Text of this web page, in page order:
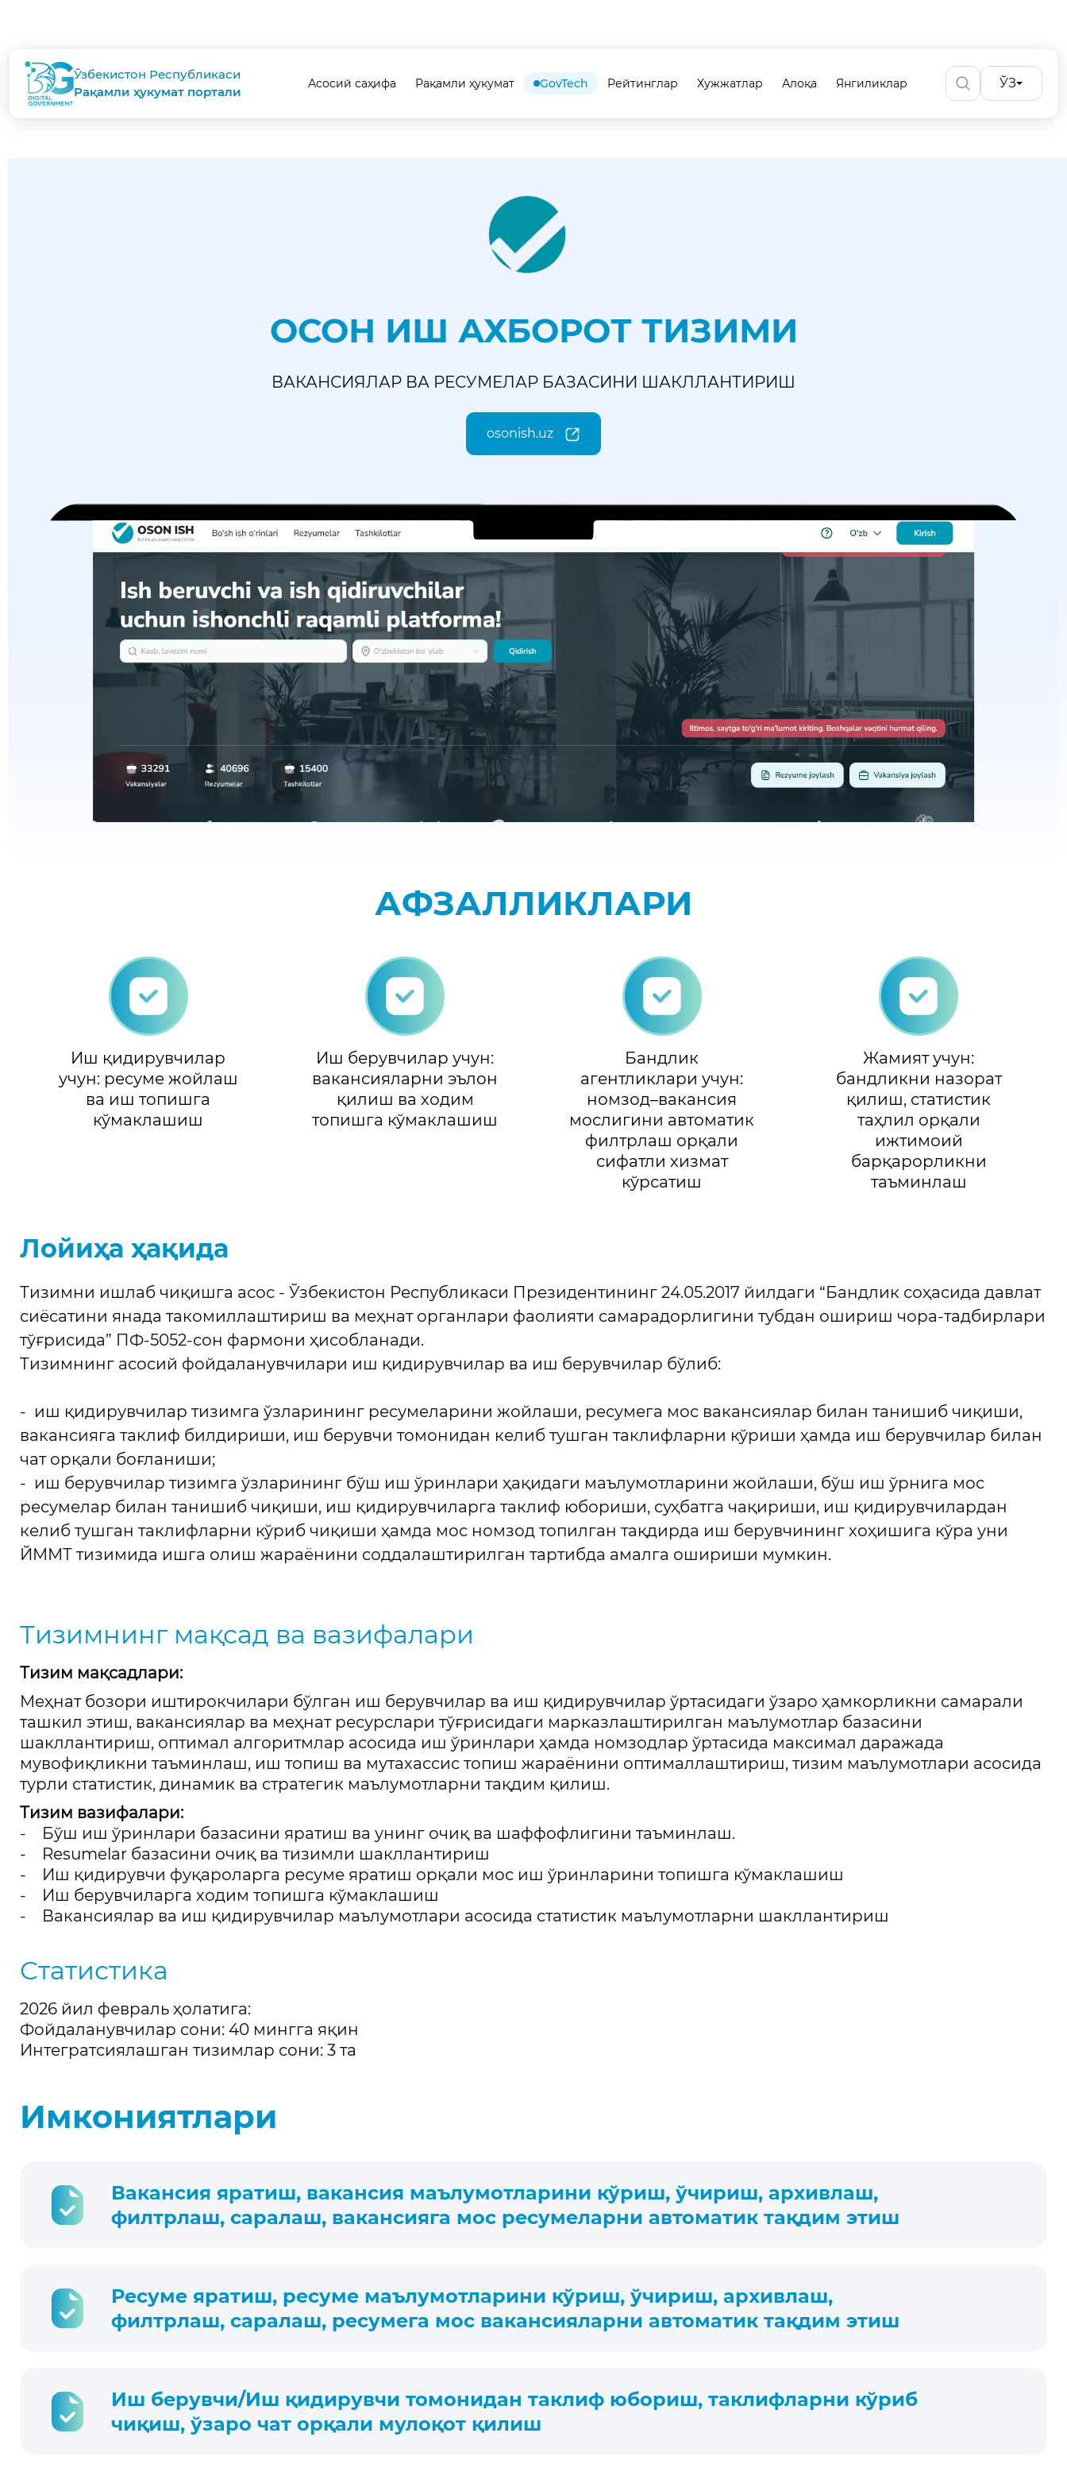
Ўзбекистон Республикаси
Рақамли ҳукумат портали
Асосий саҳифа Рақамли ҳукумат GovTech Рейтинглар Хужжатлар Алоқа Янгиликлар ЎЗ
ОСОН ИШ АХБОРОТ ТИЗИМИ
ВАКАНСИЯЛАР ВА РЕСУМЕЛАР БАЗАСИНИ ШАКЛЛАНТИРИШ
osonish.uz
АФЗАЛЛИКЛАРИ
Иш қидирувчилар
учун: ресуме жойлаш
ва иш топишга
кўмаклашиш
Иш берувчилар учун:
вакансияларни эълон
қилиш ва ходим
топишга кўмаклашиш
Бандлик
агентликлари учун:
номзод–вакансия
мослигини автоматик
филтрлаш орқали
сифатли хизмат
кўрсатиш
Жамият учун:
бандликни назорат
қилиш, статистик
таҳлил орқали
ижтимоий
барқарорликни
таъминлаш
Лойиҳа ҳақида
Тизимни ишлаб чиқишга асос - Ўзбекистон Республикаси Президентининг 24.05.2017 йилдаги “Бандлик соҳасида давлат
сиёсатини янада такомиллаштириш ва меҳнат органлари фаолияти самарадорлигини тубдан ошириш чора-тадбирлари
тўғрисида” ПФ-5052-сон фармони ҳисобланади.
Тизимнинг асосий фойдаланувчилари иш қидирувчилар ва иш берувчилар бўлиб:
- иш қидирувчилар тизимга ўзларининг ресумеларини жойлаши, ресумега мос вакансиялар билан танишиб чиқиши,
вакансияга таклиф билдириши, иш берувчи томонидан келиб тушган таклифларни кўриши ҳамда иш берувчилар билан
чат орқали боғланиши;
- иш берувчилар тизимга ўзларининг бўш иш ўринлари ҳақидаги маълумотларини жойлаши, бўш иш ўрнига мос
ресумелар билан танишиб чиқиши, иш қидирувчиларга таклиф юбориши, суҳбатга чақириши, иш қидирувчилардан
келиб тушган таклифларни кўриб чиқиши ҳамда мос номзод топилган тақдирда иш берувчининг хоҳишига кўра уни
ЙММТ тизимида ишга олиш жараёнини соддалаштирилган тартибда амалга ошириши мумкин.
Тизимнинг мақсад ва вазифалари
Тизим мақсадлари:
Меҳнат бозори иштирокчилари бўлган иш берувчилар ва иш қидирувчилар ўртасидаги ўзаро ҳамкорликни самарали
ташкил этиш, вакансиялар ва меҳнат ресурслари тўғрисидаги марказлаштирилган маълумотлар базасини
шакллантириш, оптимал алгоритмлар асосида иш ўринлари ҳамда номзодлар ўртасида максимал даражада
мувофиқликни таъминлаш, иш топиш ва мутахассис топиш жараёнини оптималлаштириш, тизим маълумотлари асосида
турли статистик, динамик ва стратегик маълумотларни тақдим қилиш.
Тизим вазифалари:
- Бўш иш ўринлари базасини яратиш ва унинг очиқ ва шаффофлигини таъминлаш.
- Resumelar базасини очиқ ва тизимли шакллантириш
- Иш қидирувчи фуқароларга ресуме яратиш орқали мос иш ўринларини топишга кўмаклашиш
- Иш берувчиларга ходим топишга кўмаклашиш
- Вакансиялар ва иш қидирувчилар маълумотлари асосида статистик маълумотларни шакллантириш
Статистика
2026 йил февраль ҳолатига:
Фойдаланувчилар сони: 40 мингга яқин
Интегратсиялашган тизимлар сони: 3 та
Имкониятлари
Вакансия яратиш, вакансия маълумотларини кўриш, ўчириш, архивлаш,
филтрлаш, саралаш, вакансияга мос ресумеларни автоматик тақдим этиш
Ресуме яратиш, ресуме маълумотларини кўриш, ўчириш, архивлаш,
филтрлаш, саралаш, ресумега мос вакансияларни автоматик тақдим этиш
Иш берувчи/Иш қидирувчи томонидан таклиф юбориш, таклифларни кўриб
чиқиш, ўзаро чат орқали мулоқот қилиш